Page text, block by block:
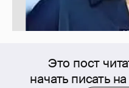
Это пост
начать писать